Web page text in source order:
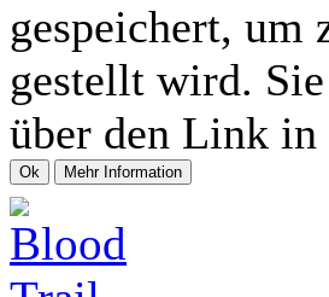
gespeichert, um
gestellt wird.
über den Link in